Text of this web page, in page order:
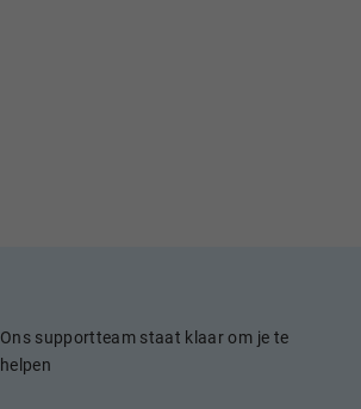
Ons supportteam staat klaar om je te
helpen